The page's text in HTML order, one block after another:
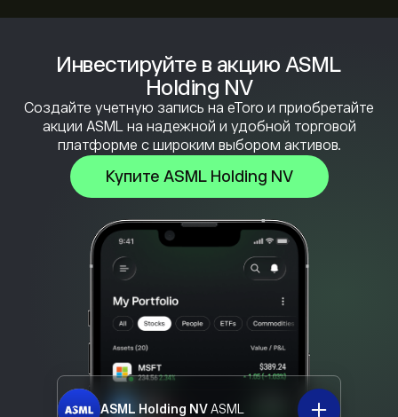
Инвестируйте в акцию ASML
Holding NV
Создайте учетную запись на eToro и приобретайте
акции ASML на надежной и удобной торговой
платформе с широким выбором активов.
Купите ASML Holding NV
ASML Holding NVASML